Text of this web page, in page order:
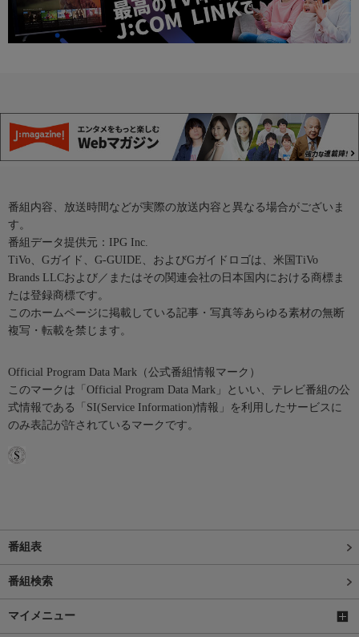
番組内容、放送時間などが実際の放送内容と異なる場合がございま
す。
番組データ提供元：IPG Inc.
TiVo、Gガイド、G-GUIDE、およびGガイドロゴは、米国TiVo
Brands LLCおよび／またはその関連会社の日本国内における商標ま
たは登録商標です。
このホームページに掲載している記事・写真等あらゆる素材の無断
複写・転載を禁じます。
Official Program Data Mark（公式番組情報マーク）
このマークは「Official Program Data Mark」といい、テレビ番組の公
式情報である「SI(Service Information)情報」を利用したサービスに
のみ表記が許されているマークです。
番組表
番組検索
マイメニュー